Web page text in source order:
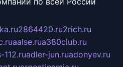
2864420.ru2rich.ru
aalse.rua380club.ru
112.ruadler-jun.ruadonyev.ru